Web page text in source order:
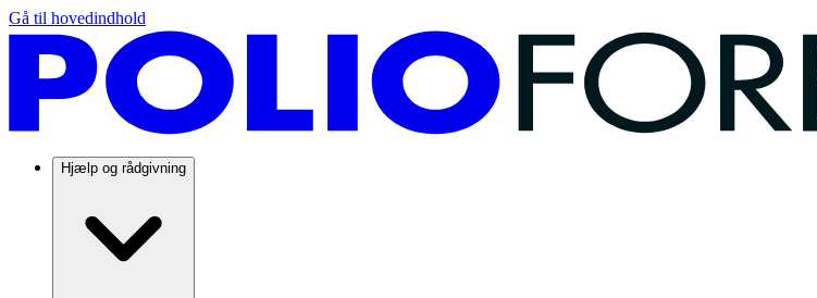
Gå til hovedindhold
Hjælp og rådgivning